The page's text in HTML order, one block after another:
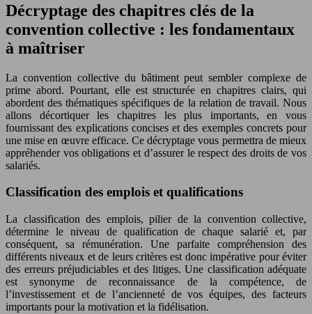
Décryptage des chapitres clés de la
convention collective : les fondamentaux
à maîtriser
La convention collective du bâtiment peut sembler complexe de
prime abord. Pourtant, elle est structurée en chapitres clairs, qui
abordent des thématiques spécifiques de la relation de travail. Nous
allons décortiquer les chapitres les plus importants, en vous
fournissant des explications concises et des exemples concrets pour
une mise en œuvre efficace. Ce décryptage vous permettra de mieux
appréhender vos obligations et d’assurer le respect des droits de vos
salariés.
Classification des emplois et qualifications
La classification des emplois, pilier de la convention collective,
détermine le niveau de qualification de chaque salarié et, par
conséquent, sa rémunération. Une parfaite compréhension des
différents niveaux et de leurs critères est donc impérative pour éviter
des erreurs préjudiciables et des litiges. Une classification adéquate
est synonyme de reconnaissance de la compétence, de
l’investissement et de l’ancienneté de vos équipes, des facteurs
importants pour la motivation et la fidélisation.